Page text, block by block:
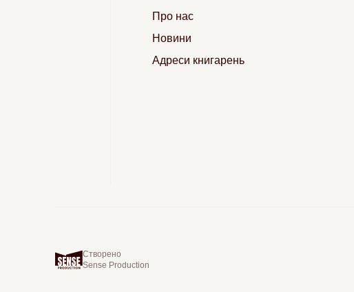
Про нас
Новини
Адреси книгарень
Створено
Sense Production